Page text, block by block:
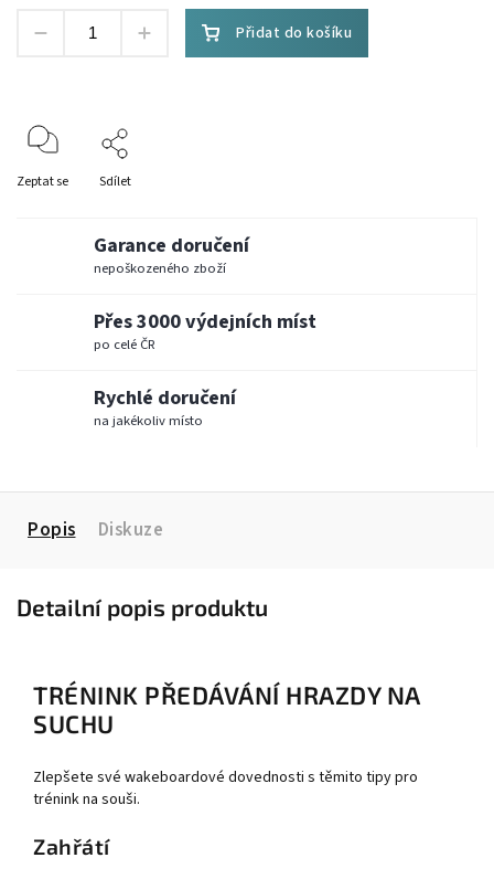
Přidat do košíku
Zeptat se Sdílet
Garance doručení
nepoškozeného zboží
Přes 3000 výdejních míst
po celé ČR
Rychlé doručení
na jakékoliv místo
Popis Diskuze
Detailní popis produktu
TRÉNINK PŘEDÁVÁNÍ HRAZDY NA
SUCHU
Zlepšete své wakeboardové dovednosti s těmito tipy pro
trénink na souši.
Zahřátí